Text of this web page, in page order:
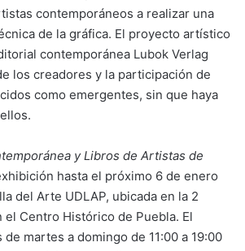
contemporáneos a realizar una
de la gráfica. El proyecto artístico
contemporánea Lubok Verlag
los creadores y la participación de
como emergentes, sin que haya
y Libros de Artistas de
hasta el próximo 6 de enero
del Arte UDLAP, ubicada en la 2
Centro Histórico de Puebla. El
martes a domingo de 11:00 a 19:00